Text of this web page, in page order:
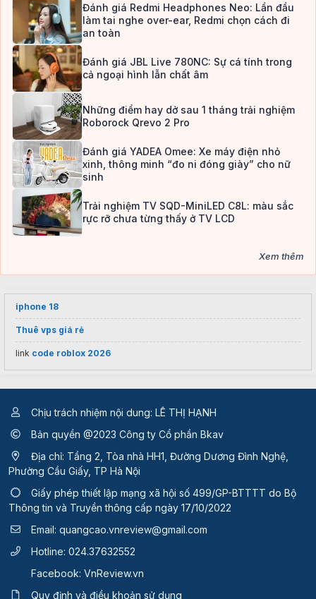
Đánh giá Redmi Headphones Neo: Lần đầu
làm tai nghe over-ear, Redmi chọn cách đi
an toàn
Đánh giá JBL Live 780NC: Sự cá tính trong
cả ngoại hình lẫn chất âm
Những điểm hay dở sau 1 tháng trải nghiệm
Roborock Qrevo 2 Pro
Đánh giá YADEA Omee: Xe máy điện nhỏ
xinh, thông minh “đo ni đóng giày” cho nữ
sinh
Trải nghiệm TV SQD-MiniLED C8L: màu sắc
rực rỡ chưa từng thấy ở TV LCD
Xem thêm
iphone 18
Thuê vps giá rẻ
link code roblox 2026
Chịu trách nhiệm nội dung: LÊ THỊ HẠNH
Bản quyền @2023 Công ty Cổ phần Bkav
Địa chỉ: Tầng 2, Tòa nhà HH1, Đường Dương Đình Nghệ,
Phường Cầu Giấy, TP Hà Nội
Giấy phép thiết lập mạng xã hội số 499/GP-BTTTT do Bộ
Thông tin và Truyền thông cấp ngày 17/10/2022
Email: quangcao.vnreview@gmail.com
Hotline: 024.37632552
Facebook: VnReview.vn
Quy định và điều khoản sử dụng